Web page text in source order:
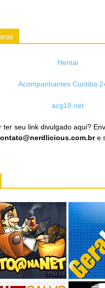
Hentai
Acompanhantes Curitiba
acg18.net
ter seu link divulgado aqui?
e